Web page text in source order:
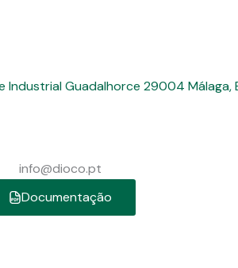
Industrial Guadalhorce 29004 Málaga,
info@dioco.pt
Documentação